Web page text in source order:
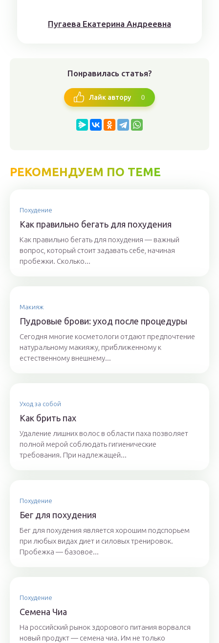
Пугaeва Eкатеринa Aндрeeвна
Понравилась статья?
Лайк автору 0
РЕКОМЕНДУЕМ ПО ТЕМЕ
Похудение
Как правильно бегать для похудения
Как правильно бегать для похудения — важный
вопрос, который стоит задавать себе, начиная
пробежки. Сколько...
Макияж
Пудровые брови: уход после процедуры
Сегодня многие косметологи отдают предпочтение
натуральному макияжу, приближенному к
естественному внешнему...
Уход за собой
Как брить пах
Удаление лишних волос в области паха позволяет
полной мерой соблюдать гигиенические
требования. При надлежащей...
Похудение
Бег для похудения
Бег для похудения является хорошим подспорьем
при любых видах диет и силовых тренировок.
Пробежка — базовое...
Похудение
Семена Чиа
На российский рынок здорового питания ворвался
новый продукт — семена чиа. Им не только